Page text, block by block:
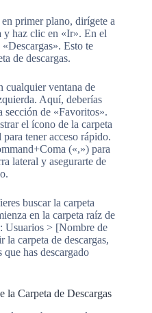
primer plano, dirígete a
y haz clic en «Ir». En el
Esto te
de descargas.
cualquier ventana de
Aquí, deberías
sección de «Favoritos».
el ícono de la carpeta
tener acceso rápido.
(«,») para
lateral y asegurarte de
buscar la carpeta
en la carpeta raíz de
Usuarios > [Nombre de
carpeta de descargas,
has descargado
la Carpeta de Descargas